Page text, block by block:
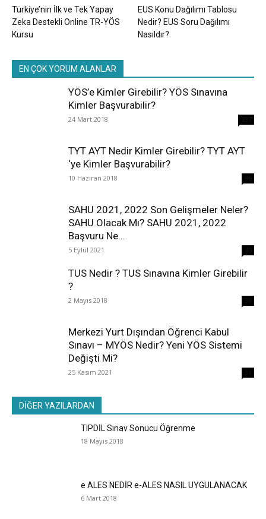
Türkiye’nin İlk ve Tek Yapay
Zeka Destekli Online TR-YÖS
Kursu
EUS Konu Dağılımı Tablosu
Nedir? EUS Soru Dağılımı
Nasıldır?
EN ÇOK YORUM ALANLAR
YÖS’e Kimler Girebilir? YÖS Sınavına
Kimler Başvurabilir?
24 Mart 2018
TYT AYT Nedir Kimler Girebilir? TYT AYT
‘ye Kimler Başvurabilir?
10 Haziran 2018
SAHU 2021, 2022 Son Gelişmeler Neler?
SAHU Olacak Mı? SAHU 2021, 2022
Başvuru Ne...
5 Eylül 2021
TUS Nedir ? TUS Sınavına Kimler Girebilir
?
2 Mayıs 2018
Merkezi Yurt Dışından Öğrenci Kabul
Sınavı – MYÖS Nedir? Yeni YÖS Sistemi
Değişti Mi?
25 Kasım 2021
DİĞER YAZILARDAN
TIPDİL Sınav Sonucu Öğrenme
18 Mayıs 2018
e ALES NEDİR e-ALES NASIL UYGULANACAK
6 Mart 2018